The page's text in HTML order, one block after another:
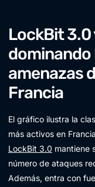
LockBit 3.0
dominando
amenazas
Francia
El gráfico ilustra la
más activos en
LockBit 3.0 mantiene
número de ataques
Además, entra con